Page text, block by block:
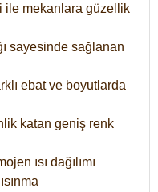
ile mekanlara güzellik
sayesinde sağlanan
ebat ve boyutlarda
katan geniş renk
ısı dağılımı